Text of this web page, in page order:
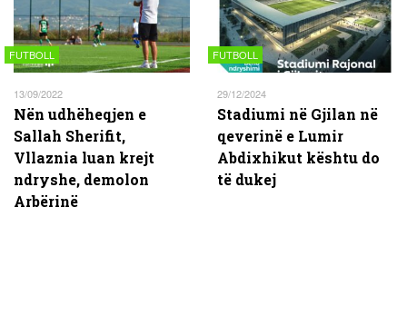
FUTBOLL
13/09/2022
Nën udhëheqjen e
Sallah Sherifit,
Vllaznia luan krejt
ndryshe, demolon
Arbërinë
FUTBOLL
29/12/2024
Stadiumi në Gjilan në
qeverinë e Lumir
Abdixhikut kështu do
të dukej